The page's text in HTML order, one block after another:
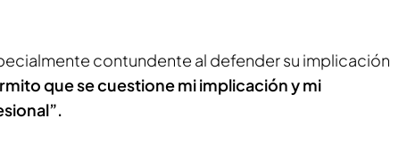
contundente al defender su implicación
que se cuestione mi implicación y mi